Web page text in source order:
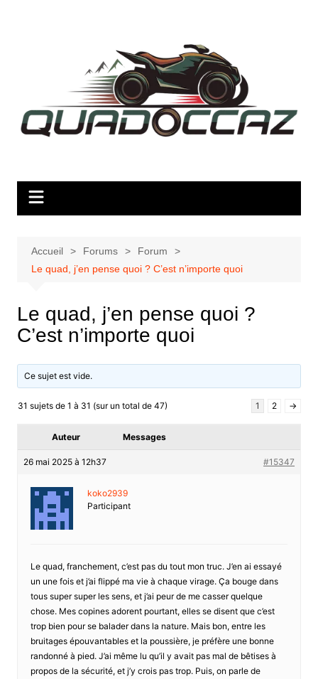
Accueil Forums
Forum
Le quad, j’en pense quoi ? C’est n’importe quoi
Le quad, j’en pense quoi ?
C’est n’importe quoi
Ce sujet est vide.
31 sujets de 1 à 31 (sur un total de 47) 1 2 →
Auteur Messages
26 mai 2025 à 12h37 #15347
koko2939
Participant
Le quad, franchement, c’est pas du tout mon truc. J’en ai essayé
un une fois et j’ai flippé ma vie à chaque virage. Ça bouge dans
tous super super les sens, et j’ai peur de me casser quelque
chose. Mes copines adorent pourtant, elles se disent que c’est
trop bien pour se balader dans la nature. Mais bon, entre les
bruitages épouvantables et la poussière, je préfère une bonne
randonné à pied. J’ai même lu qu’il y avait pas mal de bêtises à
propos de la sécurité, et j’y crois pas trop. Puis, on parle de